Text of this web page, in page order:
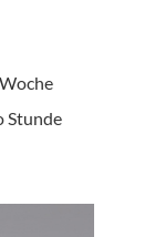
Stunde